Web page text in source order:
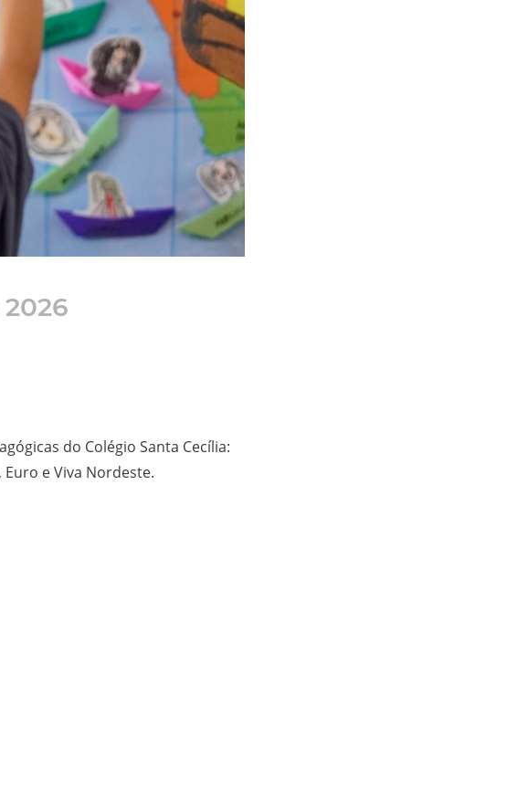
do Colégio Santa Cecília:
e Viva Nordeste.